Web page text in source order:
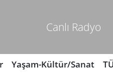
Canlı Radyo
Yaşam-Kültür/Sanat